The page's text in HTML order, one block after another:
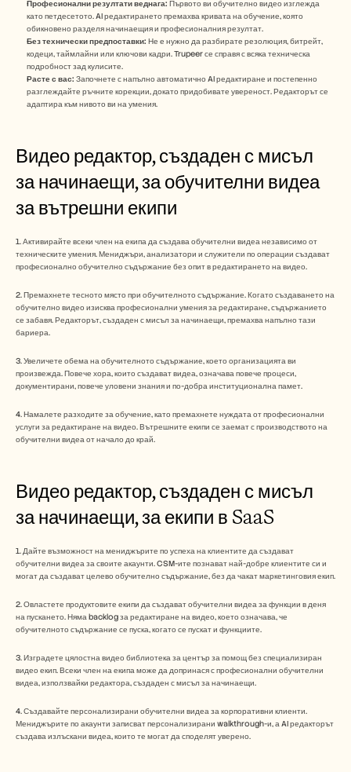
Професионални резултати веднага: Първото ви обучително видео изглежда
като петдесетото. AI редактирането премахва кривата на обучение, която
обикновено разделя начинаещия и професионалния резултат.
Без технически предпоставки: Не е нужно да разбирате резолюция, битрейт,
кодеци, таймлайни или ключови кадри. Trupeer се справя с всяка техническа
подробност зад кулисите.
Расте с вас: Започнете с напълно автоматично AI редактиране и постепенно
разглеждайте ръчните корекции, докато придобивате увереност. Редакторът се
адаптира към нивото ви на умения.
Видео редактор, създаден с мисъл
за начинаещи, за обучителни видеа
за вътрешни екипи
1. Активирайте всеки член на екипа да създава обучителни видеа независимо от
техническите умения. Мениджъри, анализатори и служители по операции създават
професионално обучително съдържание без опит в редактирането на видео.
2. Премахнете тесното място при обучителното съдържание. Когато създаването на
обучително видео изисква професионални умения за редактиране, съдържанието
се забавя. Редакторът, създаден с мисъл за начинаещи, премахва напълно тази
бариера.
3. Увеличете обема на обучителното съдържание, което организацията ви
произвежда. Повече хора, които създават видеа, означава повече процеси,
документирани, повече уловени знания и по-добра институционална памет.
4. Намалете разходите за обучение, като премахнете нуждата от професионални
услуги за редактиране на видео. Вътрешните екипи се заемат с производството на
обучителни видеа от начало до край.
Видео редактор, създаден с мисъл
за начинаещи, за екипи в SaaS
1. Дайте възможност на мениджърите по успеха на клиентите да създават
обучителни видеа за своите акаунти. CSM-ите познават най-добре клиентите си и
могат да създават целево обучително съдържание, без да чакат маркетинговия екип.
2. Овластете продуктовите екипи да създават обучителни видеа за функции в деня
на пускането. Няма backlog за редактиране на видео, което означава, че
обучителното съдържание се пуска, когато се пускат и функциите.
3. Изградете цялостна видео библиотека за център за помощ без специализиран
видео екип. Всеки член на екипа може да допринася с професионални обучителни
видеа, използвайки редактора, създаден с мисъл за начинаещи.
4. Създавайте персонализирани обучителни видеа за корпоративни клиенти.
Мениджърите по акаунти записват персонализирани walkthrough-и, а AI редакторът
създава излъскани видеа, които те могат да споделят уверено.